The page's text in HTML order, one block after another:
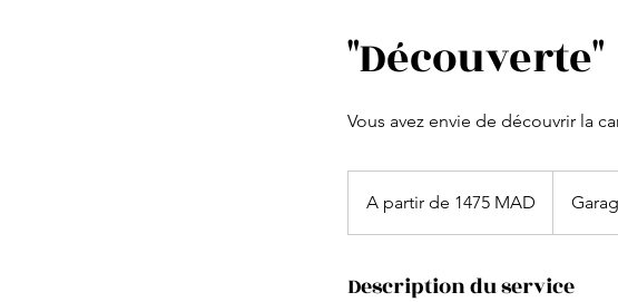
"Découverte"
Vous avez envie de découvrir la
A partir de 1475 MAD
Description du service